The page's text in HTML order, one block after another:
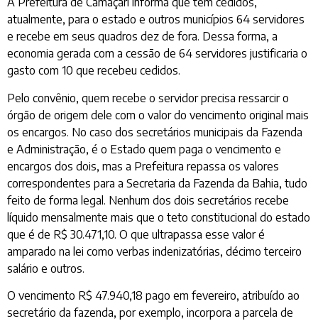
atualmente, para o estado e outros municípios 64 servidores
e recebe em seus quadros dez de fora. Dessa forma, a
economia gerada com a cessão de 64 servidores justificaria o
gasto com 10 que recebeu cedidos.
Pelo convênio, quem recebe o servidor precisa ressarcir o
órgão de origem dele com o valor do vencimento original mais
os encargos. No caso dos secretários municipais da Fazenda
e Administração, é o Estado quem paga o vencimento e
encargos dos dois, mas a Prefeitura repassa os valores
correspondentes para a Secretaria da Fazenda da Bahia, tudo
feito de forma legal. Nenhum dos dois secretários recebe
líquido mensalmente mais que o teto constitucional do estado
que é de R$ 30.471,10. O que ultrapassa esse valor é
amparado na lei como verbas indenizatórias, décimo terceiro
salário e outros.
O vencimento R$ 47.940,18 pago em fevereiro, atribuído ao
secretário da fazenda, por exemplo, incorpora a parcela de